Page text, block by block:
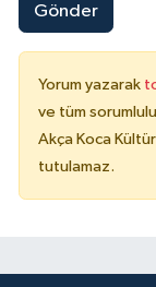
Gönder
Yorum yazarak
ve tüm
Akça Koca
tutulamaz.